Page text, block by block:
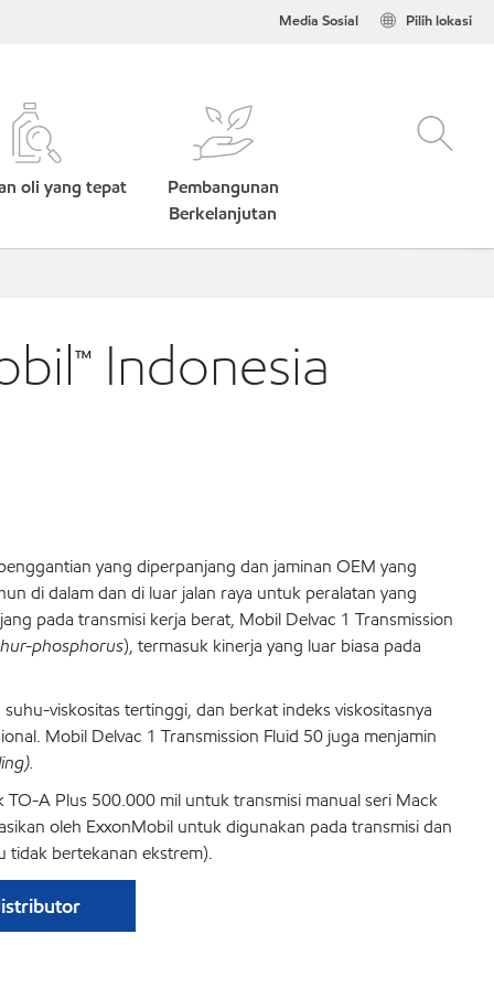
Pilih lokasi
Media Sosial
oli yang tepat
Pembangunan
Berkelanjutan
Indonesia
yang diperpanjang dan jaminan OEM yang
di dalam dan di luar jalan raya untuk peralatan yang
pada transmisi kerja berat, Mobil Delvac 1 Transmission
phosphorus), termasuk kinerja yang luar biasa pada
viskositas tertinggi, dan berkat indeks viskositasnya
Mobil Delvac 1 Transmission Fluid 50 juga menjamin
TO-A Plus 500.000 mil untuk transmisi manual seri Mack
oleh ExxonMobil untuk digunakan pada transmisi dan
tidak bertekanan ekstrem).